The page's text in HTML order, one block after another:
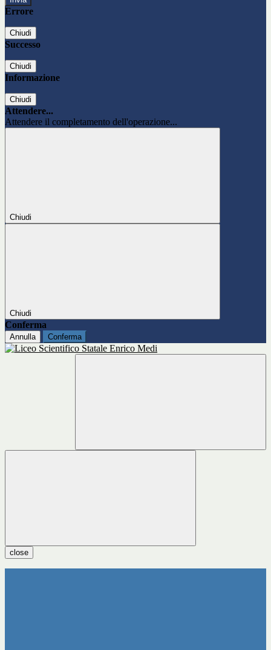
Errore
Chiudi
Successo
Chiudi
Informazione
Chiudi
Attendere...
Attendere il completamento dell'operazione...
Chiudi
Chiudi
Conferma
Annulla Conferma
close